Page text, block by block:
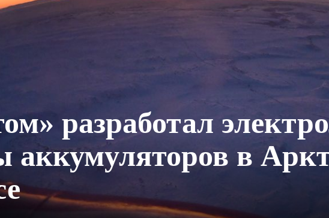
разработал
аккумуляторов в